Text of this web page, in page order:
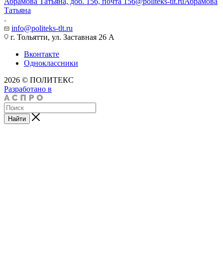
Татьяна
info@politeks-tlt.ru
г. Тольятти, ул. Заставная 26 А
Вконтакте
Одноклассники
2026 © ПОЛИТЕКС
Разработано в
Найти